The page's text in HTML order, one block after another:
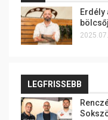
Erdély
LEGFRISSEBB